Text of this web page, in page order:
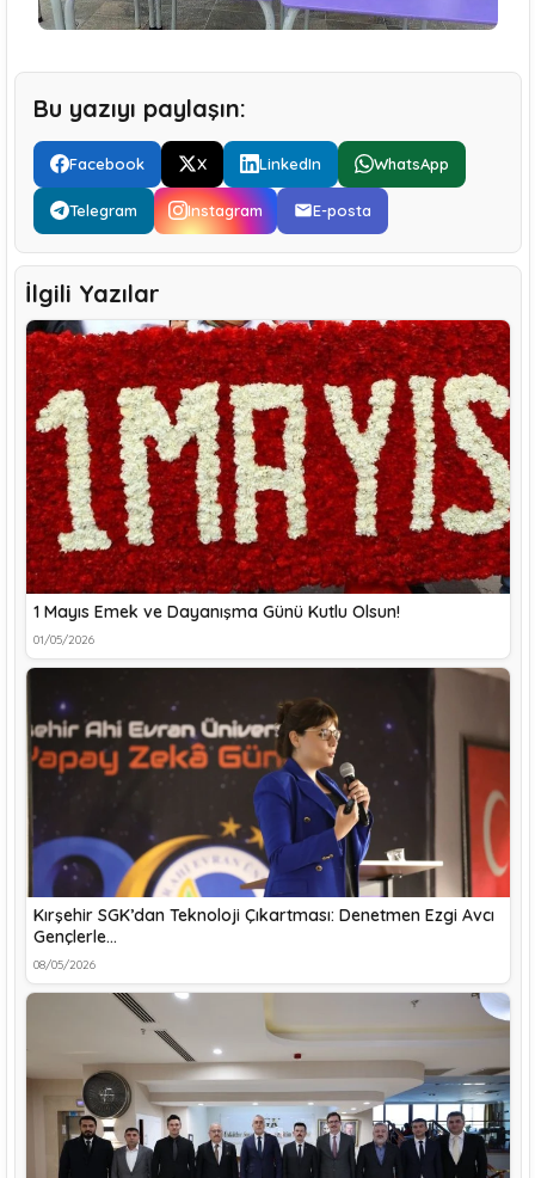
Bu yazıyı paylaşın:
Facebook X LinkedIn WhatsApp
Telegram Instagram E-posta
İlgili Yazılar
1 Mayıs Emek ve Dayanışma Günü Kutlu Olsun!
01/05/2026
Kırşehir SGK’dan Teknoloji Çıkartması: Denetmen Ezgi Avcı
Gençlerle…
08/05/2026